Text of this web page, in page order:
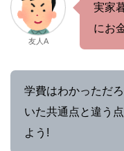
友人A
実家
にお
学費はわかっただ
いた共通点と違う
よう!